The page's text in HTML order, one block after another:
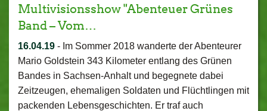
Multivisionsshow "Abenteuer Grünes
Band – Vom…
16.04.19 - Im Sommer 2018 wanderte der Abenteurer
Mario Goldstein 343 Kilometer entlang des Grünen
Bandes in Sachsen-Anhalt und begegnete dabei
Zeitzeugen, ehemaligen Soldaten und Flüchtlingen mit
packenden Lebensgeschichten. Er traf auch